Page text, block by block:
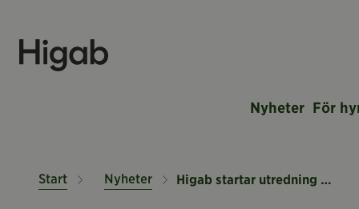
Nyheter För
Start Nyheter Higab startar utredning kring hot mot personal